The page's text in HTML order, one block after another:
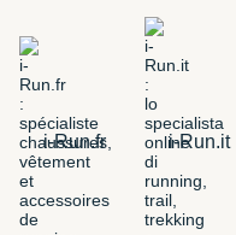
i-Run.fr i-Run.it